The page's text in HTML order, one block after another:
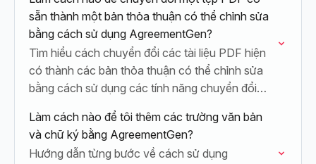
sẵn thành một bản thỏa thuận có thể chỉnh sửa
bằng cách sử dụng AgreementGen?
Tìm hiểu cách chuyển đổi các tài liệu PDF hiện
có thành các bản thỏa thuận có thể chỉnh sửa
bằng cách sử dụng các tính năng chuyển đổi
Làm cách nào để tôi thêm các trường văn bản
và chữ ký bằng AgreementGen?
Hướng dẫn từng bước về cách sử dụng